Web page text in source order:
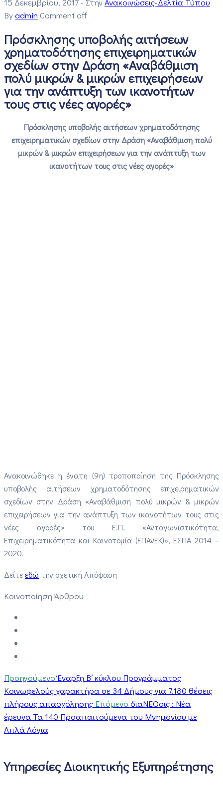
Byadmin Comment off
Πρόσκλησης υποβολής αιτήσεων
χρηματοδότησης επιχειρηματικών
σχεδίων στην Δράση «Αναβάθμιση
πολύ μικρών & μικρών επιχειρήσεων
για την ανάπτυξη των ικανοτήτων
τους στις νέες αγορές»
Πρόσκλησης υποβολής αιτήσεων χρηματοδότησης
επιχειρηματικών σχεδίων στην Δράση «Αναβάθμιση πολύ
μικρών & μικρών επιχειρήσεων για την ανάπτυξη των
ικανοτήτων τους στις νέες αγορές»
Ανακοινώθηκε η ένατη (9η) τροποποίηση της Πρόσκλησης
υποβολής αιτήσεων χρηματοδότησης επιχειρηματικών
σχεδίων στην Δράση «Αναβάθμιση πολύ μικρών & μικρών
επιχειρήσεων για την ανάπτυξη των ικανοτήτων τους στις
νέες αγορές» του Ε.Π. «Ανταγωνιστικότητα,
Επιχειρηματικότητα και Καινοτομία (ΕΠΑνΕΚ)», ΕΣΠΑ 2014 –
2020.
Δείτεεδώ την σχετική Απόφαση
Κοινοποίηση Άρθρου
Προηγούμενο Έναρξη Β’ κύκλου Προγράμματος
Κοινωφελούς χαρακτήρα σε 34 Δήμους για 7.180 θέσεις
πλήρους απασχόλησης Επόμενο διαΝΕΟσις : Νέα
έρευνα Τα 140 Προαπαιτούμενα του Μνημονίου με
Απλά Λόγια
Υπηρεσίες Διοικητικής Εξυπηρέτησης